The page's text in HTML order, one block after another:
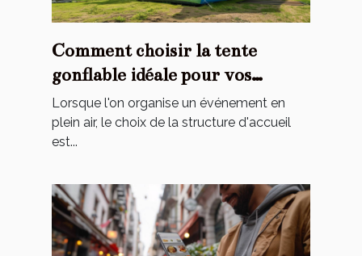
Comment choisir la tente
gonflable idéale pour vos
événements
Lorsque l'on organise un événement en
plein air, le choix de la structure d'accueil
est...